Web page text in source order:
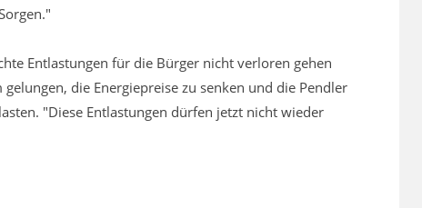
Entlastungen für die Bürger nicht verloren gehen
die Energiepreise zu senken und die Pendler
"Diese Entlastungen dürfen jetzt nicht wieder